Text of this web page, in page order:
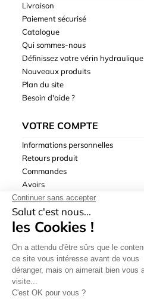
Livraison
Paiement sécurisé
Catalogue
Qui sommes-nous
Définissez votre vérin hydraulique
Nouveaux produits
Plan du site
Besoin d'aide ?
VOTRE COMPTE
Informations personnelles
Retours produit
Commandes
Avoirs
Adresses
Bons de réduction